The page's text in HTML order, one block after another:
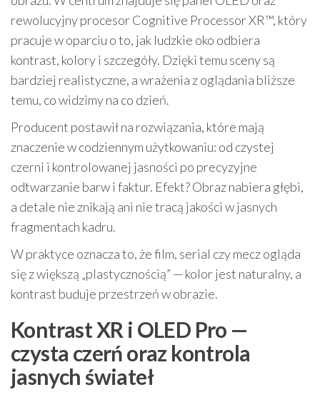
rewolucyjny procesor Cognitive Processor XR™, który
pracuje w oparciu o to, jak ludzkie oko odbiera
kontrast, kolory i szczegóły. Dzięki temu sceny są
bardziej realistyczne, a wrażenia z oglądania bliższe
temu, co widzimy na co dzień.
Producent postawił na rozwiązania, które mają
znaczenie w codziennym użytkowaniu: od czystej
czerni i kontrolowanej jasności po precyzyjne
odtwarzanie barw i faktur. Efekt? Obraz nabiera głębi,
a detale nie znikają ani nie tracą jakości w jasnych
fragmentach kadru.
W praktyce oznacza to, że film, serial czy mecz ogląda
się z większą „plastycznością” — kolor jest naturalny, a
kontrast buduje przestrzeń w obrazie.
Kontrast XR i OLED Pro —
czysta czerń oraz kontrola
jasnych świateł